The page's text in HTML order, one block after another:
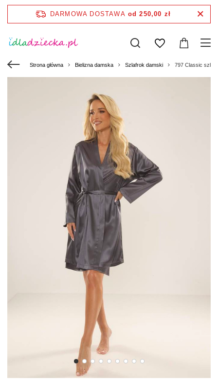
DARMOWA DOSTAWA od 250,00 zł
Strona główna Bielizna damska Szlafrok damski 797 Classic